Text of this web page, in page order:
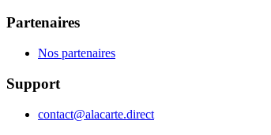
Partenaires
Nos partenaires
Support
contact@alacarte.direct